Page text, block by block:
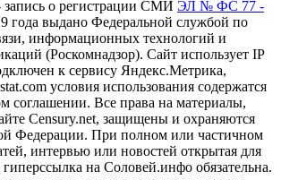
о регистрации СМИ ЭЛ № ФС 77 -
года выдано Федеральной службой по
информационных технологий и
(Роскомнадзор). Сайт использует IP
к сервису Яндекс.Метрика,
условия использования содержатся
соглашении. Все права на материалы,
Censury.net, защищены и охраняются
Федерации. При полном или частичном
интервью или новостей открытая для
на Соловей.инфо обязательна.